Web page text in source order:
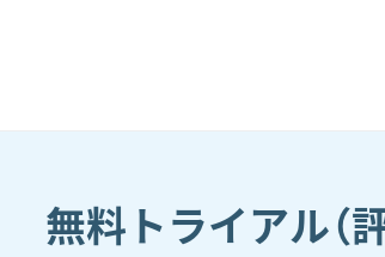
無料トライアル（